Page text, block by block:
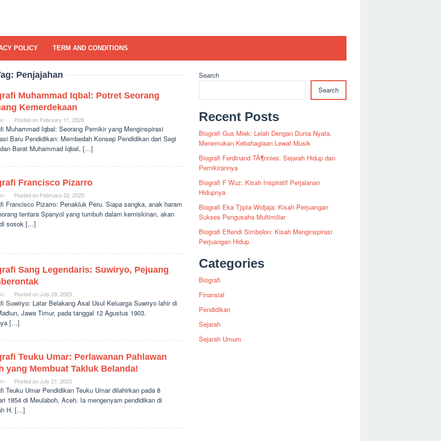
POLICY TERM AND CONDITIONS
Penjajahan
Muhammad Iqbal: Potret Seorang
Kemerdekaan
Posted on February 11, 2026
Muhammad Iqbal: Seorang Pemikir yang Menginspirasi
Baru Pendidikan: Membedah Konsep Pendidikan dari Segi
Barat Muhammad Iqbal, […]
Francisco Pizarro
Posted on February 22, 2025
Francisco Pizarro: Penakluk Peru. Siapa sangka, anak haram
tentara Spanyol yang tumbuh dalam kemiskinan, akan
sosok […]
Sang Legendaris: Suwiryo, Pejuang
Posted onJuly 29, 2023
Suwiryo: Latar Belakang Asal Usul Keluarga Suwiryo lahir di
Jawa Timur, pada tanggal 12 Agustus 1903.
[…]
Teuku Umar: Perlawanan Pahlawan
yang Membuat Takluk Belanda!
Posted onJuly 21, 2023
Teuku Umar Pendidikan Teuku Umar dilahirkan pada 8
1854 di Meulaboh, Aceh. Ia mengenyam pendidikan di
H. […]
Search
Search
Recent Posts
Biografi Gus Miek: Lelah Dengan Dunia Nyata,
Menemukan Kebahagiaan Lewat Musik
Biografi Ferdinand TÃ¶nnies: Sejarah Hidup dan
Pemikirannya
Biografi F Wuz: Kisah Inspiratif Perjalanan
Hidupnya
Biografi Eka Tjipta Widjaja: Kisah Perjuangan
Sukses Pengusaha Multimiliar
Biografi Effendi Simbolon: Kisah Menginspirasi
Perjuangan Hidup
Categories
Biografi
Finansial
Pendidikan
Sejarah
Sejarah Umum